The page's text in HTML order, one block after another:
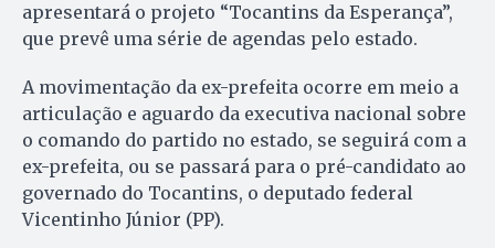
apresentará o projeto “Tocantins da Esperança”,
que prevê uma série de agendas pelo estado.
A movimentação da ex-prefeita ocorre em meio a
articulação e aguardo da executiva nacional sobre
o comando do partido no estado, se seguirá com a
ex-prefeita, ou se passará para o pré-candidato ao
governado do Tocantins, o deputado federal
Vicentinho Júnior (PP).